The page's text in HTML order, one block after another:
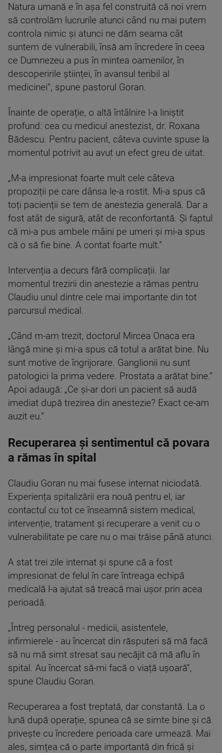
Natura umană e în așa fel construită că noi vrem
să controlăm lucrurile atunci când nu mai putem
controla nimic și atunci ne dăm seama cât
suntem de vulnerabili, însă am încredere în ceea
ce Dumnezeu a pus în mintea oamenilor, în
descoperirile științei, în avansul teribil al
medicinei”, spune pastorul Goran.
Înainte de operație, o altă întâlnire l-a liniștit
profund: cea cu medicul anestezist, dr. Roxana
Bădescu. Pentru pacient, câteva cuvinte spuse la
momentul potrivit au avut un efect greu de uitat.
„M-a impresionat foarte mult cele câteva
propoziții pe care dânsa le-a rostit. Mi-a spus că
toți pacienții se tem de anestezia generală. Dar a
fost atât de sigură, atât de reconfortantă. Și faptul
că mi-a pus ambele mâini pe umeri și mi-a spus
că o să fie bine. A contat foarte mult.”
Intervenția a decurs fără complicații. Iar
momentul trezirii din anestezie a rămas pentru
Claudiu unul dintre cele mai importante din tot
parcursul medical.
„Când m-am trezit, doctorul Mircea Onaca era
lângă mine și mi-a spus că totul a arătat bine. Nu
sunt motive de îngrijorare. Ganglionii nu sunt
patologici la prima vedere. Prostata a arătat bine.”
Apoi adaugă: „Ce și-ar dori un pacient să audă
imediat după trezirea din anestezie? Exact ce-am
auzit eu.”
Recuperarea și sentimentul că povara
a rămas în spital
Claudiu Goran nu mai fusese internat niciodată.
Experiența spitalizării era nouă pentru el, iar
contactul cu tot ce înseamnă sistem medical,
intervenție, tratament și recuperare a venit cu o
vulnerabilitate pe care nu o mai trăise până atunci.
A stat trei zile internat și spune că a fost
impresionat de felul în care întreaga echipă
medicală l-a ajutat să treacă mai ușor prin acea
perioadă.
„Întreg personalul - medicii, asistentele,
infirmierele - au încercat din răsputeri să mă facă
să nu mă simt stresat sau necăjit că mă aflu în
spital. Au încercat să-mi facă o viață ușoară”,
spune Claudiu Goran.
Recuperarea a fost treptată, dar constantă. La o
lună după operație, spunea că se simte bine și că
privește cu încredere perioada care urmează. Mai
ales, simțea că o parte importantă din frică și